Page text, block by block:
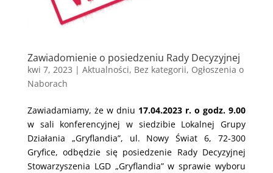
Zawiadomienie o posiedzeniu Rady Decyzyjnej
kwi 7, 2023 | Aktualności, Bez kategorii, Ogłoszenia o
Naborach
Zawiadamiamy, że w dniu 17.04.2023 r. o godz. 9.00
w sali konferencyjnej w siedzibie Lokalnej Grupy
Działania „Gryflandia”, ul. Nowy Świat 6, 72-300
Gryfice, odbędzie się posiedzenie Rady Decyzyjnej
Stowarzyszenia LGD „Gryflandia” w sprawie wyboru